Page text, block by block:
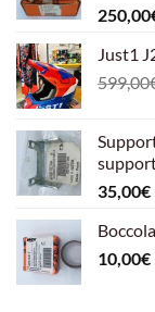
250,00
Just1
599,00
35,00€
10,00€